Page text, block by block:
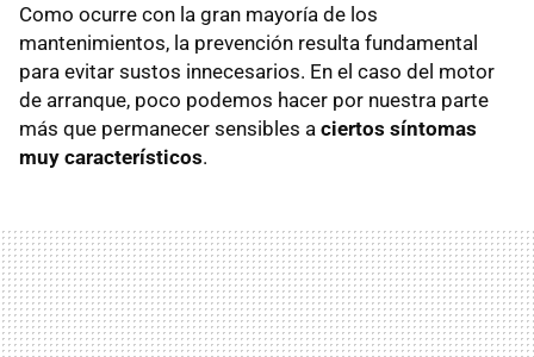
Como ocurre con la gran mayoría de los
mantenimientos, la prevención resulta fundamental
para evitar sustos innecesarios. En el caso del motor
de arranque, poco podemos hacer por nuestra parte
más que permanecer sensibles a ciertos síntomas
muy característicos.